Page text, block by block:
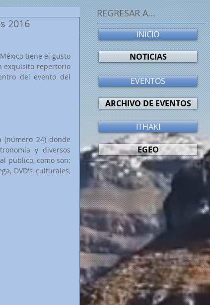
2016
tiene el gusto
exquisito repertorio
(número 24) donde
y diversos
público, como son:
DVD's culturales,
REGRESAR A...
INICIO
NOTICIAS
EVENTOS
ARCHIVO DE EVENTOS
ITHAKI
EGEO